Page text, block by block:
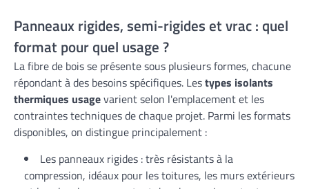
Panneaux rigides, semi-rigides et vrac : quel
format pour quel usage ?
La fibre de bois se présente sous plusieurs formes, chacune
répondant à des besoins spécifiques. Lestypes isolants
thermiques usagevarient selon l'emplacement et les
contraintes techniques de chaque projet. Parmi les formats
disponibles, on distingue principalement :
Les panneaux rigides : très résistants à la
compression, idéaux pour les toitures, les murs extérieurs